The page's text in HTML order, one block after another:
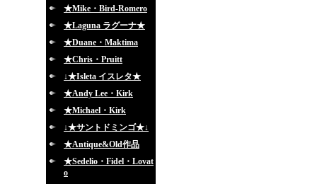
★Mike・Bird-Romero
★Laguna ラグーナ★
★Duane・Maktima
★Chris・Pruitt
↓★Isleta イスレタ★
★Andy Lee・Kirk
★Michael・Kirk
↓★サントドミンゴ★↓
★Antique&Old作品
★Sedelio・Fidel・Lovat
o